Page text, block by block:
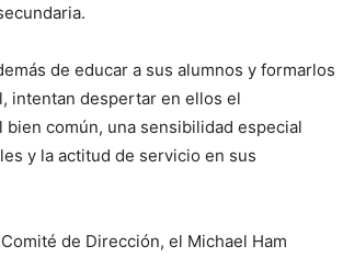
de educar a sus alumnos y formarlos
intentan despertar en ellos el
común, una sensibilidad especial
y la actitud de servicio en sus
de Dirección, el Michael Ham